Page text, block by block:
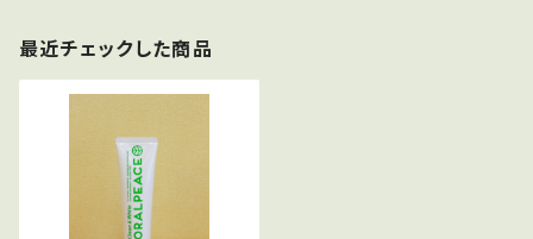
最近チェックした商品